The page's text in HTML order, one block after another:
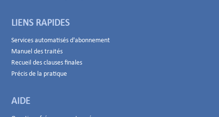
LIENS RAPIDES
Services automatisés d'abonnement
Manuel des traités
Recueil des clauses finales
Précis de la pratique
AIDE